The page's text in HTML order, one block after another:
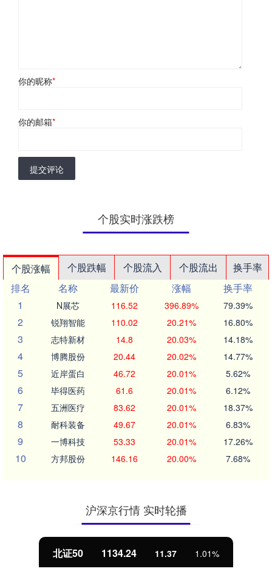
你的昵称*
你的邮箱*
提交评论
个股实时涨跌榜
个股涨幅 个股跌幅 个股流入 个股流出
换手率
排名
名称 最新价 涨幅
换手率
1
N展芯 116.52 396.89% 79.39%
2 锐翔智能 110.02 20.21% 16.80%
3 志特新材 14.8 20.03% 14.18%
4 博腾股份 20.44 20.02% 14.77%
5 近岸蛋白 46.72 20.01% 5.62%
6 毕得医药 61.6 20.01% 6.12%
7 五洲医疗 83.62 20.01% 18.37%
8 耐科装备 49.67 20.01% 6.83%
9 一博科技 53.33 20.01% 17.26%
10 方邦股份 146.16 20.00% 7.68%
沪深京行情 实时轮播
北证50 1134.24 11.37 1.01%